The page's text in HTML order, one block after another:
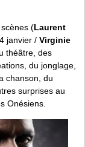
(Laurent
janvier / Virginie
théâtre, des
du jonglage,
chanson, du
surprises au
Onésiens.